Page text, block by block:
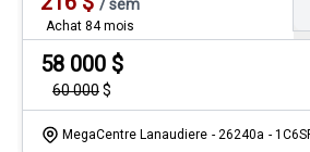
/sem
Achat 84 mois
58 000 $
60 000$
MegaCentre Lanaudiere - 26240a -